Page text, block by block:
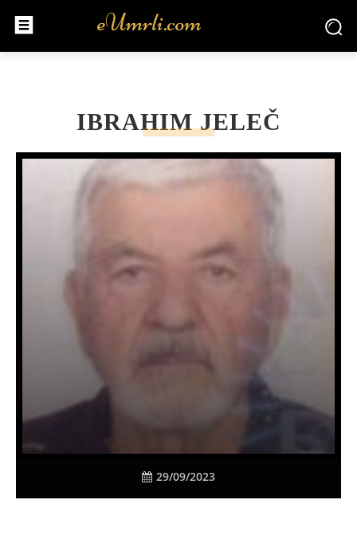
IBRAHIM JELEČ
29/09/2023